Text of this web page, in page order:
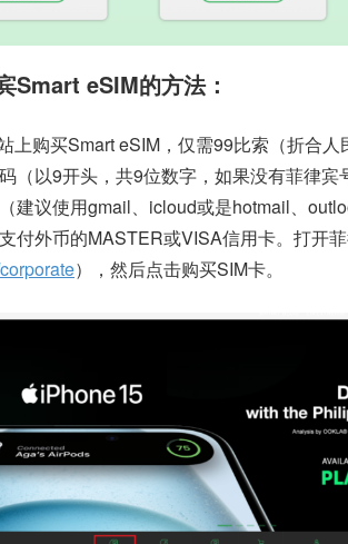
Smart eSIM的方法：
上购买Smart eSIM，仅需99比索（折合
（以9开头，共9位数字，如果没有菲律
建议使用gmail、icloud或是hotmail、
付外币的MASTER或VISA信用卡。打开
），然后点击购买SIM卡。